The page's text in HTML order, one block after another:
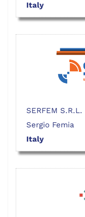
Italy
SERFEM S.R.L.
Sergio Femia
Italy